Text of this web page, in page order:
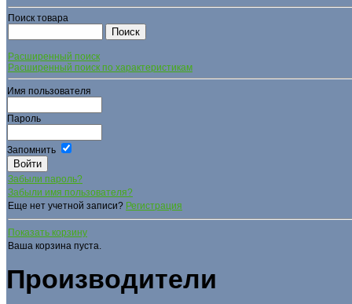
Поиск товара
Расширенный поиск
Расширенный поиск по характеристикам
Имя пользователя
Пароль
Запомнить
Забыли пароль?
Забыли имя пользователя?
Еще нет учетной записи? Регистрация
Показать корзину
Ваша корзина пуста.
Производители